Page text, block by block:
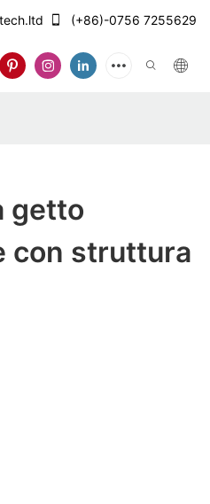
(+86)-0756 7255629
getto
con struttura